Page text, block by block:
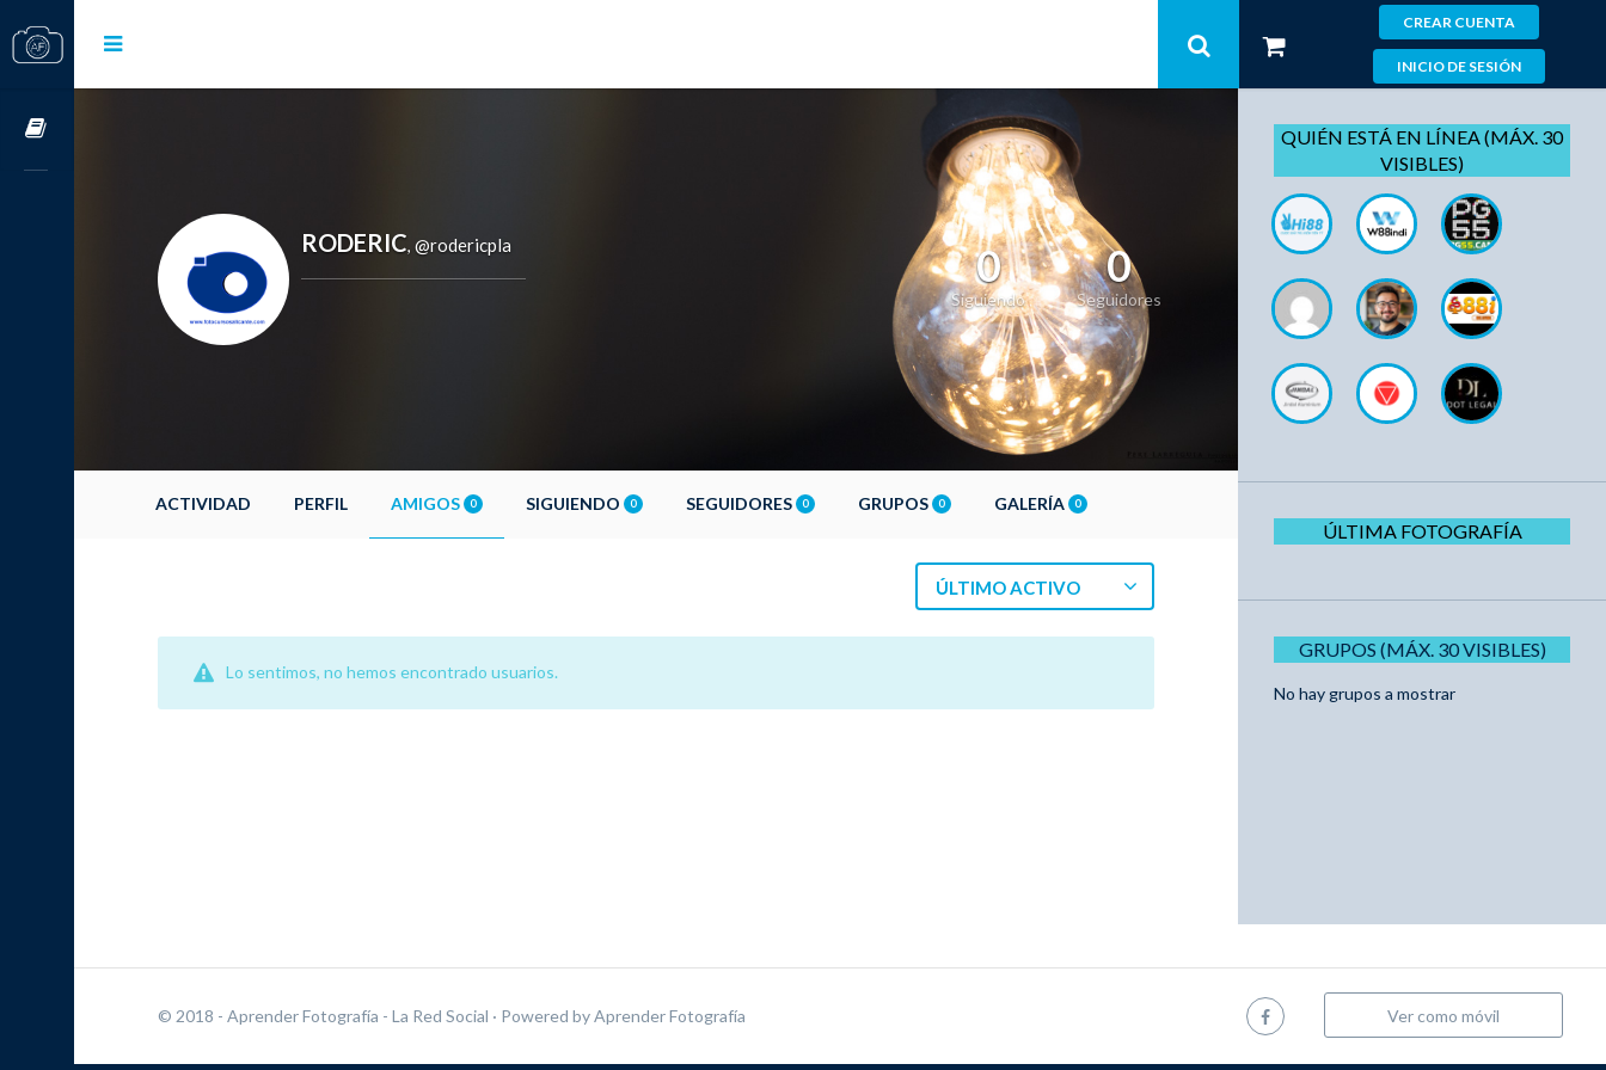
CREAR CUENTA
INICIO DE SESIÓN
RODERIC, @rodericpla 0
Siguiendo
0
Seguidores
ACTIVIDAD PERFIL AMIGOS 0 SIGUIENDO 0 SEGUIDORES 0 GRUPOS 0 GALERÍA 0
ÚLTIMO ACTIVO
Lo sentimos, no hemos encontrado usuarios.
QUIÉN ESTÁ EN LÍNEA (MÁX. 30
VISIBLES)
ÚLTIMA FOTOGRAFÍA
GRUPOS (MÁX. 30 VISIBLES)
No hay grupos a mostrar
© 2018 - Aprender Fotografía - La Red Social · Powered byAprender Fotografía